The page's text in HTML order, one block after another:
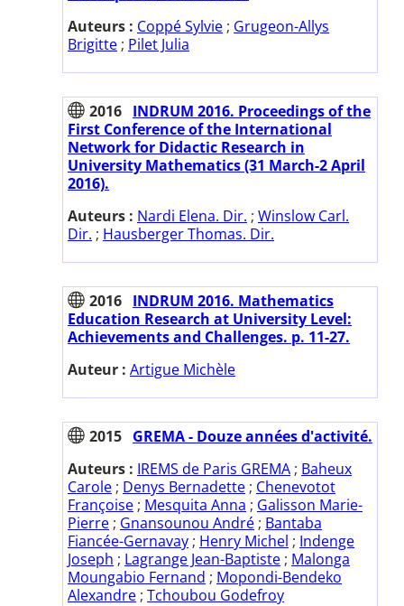
Auteurs : Coppé Sylvie ; Grugeon-Allys
Brigitte ; Pilet Julia
2016 INDRUM 2016. Proceedings of the
First Conference of the International
Network for Didactic Research in
University Mathematics (31 March-2 April
2016).
Auteurs : Nardi Elena. Dir. ; Winslow Carl.
Dir. ; Hausberger Thomas. Dir.
2016 INDRUM 2016. Mathematics
Education Research at University Level:
Achievements and Challenges. p. 11-27.
Auteur : Artigue Michèle
2015 GREMA - Douze années d'activité.
Auteurs : IREMS de Paris GREMA ; Baheux
Carole ; Denys Bernadette ; Chenevotot
Françoise ; Mesquita Anna ; Galisson Marie-
Pierre ; Gnansounou André ; Bantaba
Fiancée-Gernavay ; Henry Michel ; Indenge
Joseph ; Lagrange Jean-Baptiste ; Malonga
Moungabio Fernand ; Mopondi-Bendeko
Alexandre ; Tchoubou Godefroy